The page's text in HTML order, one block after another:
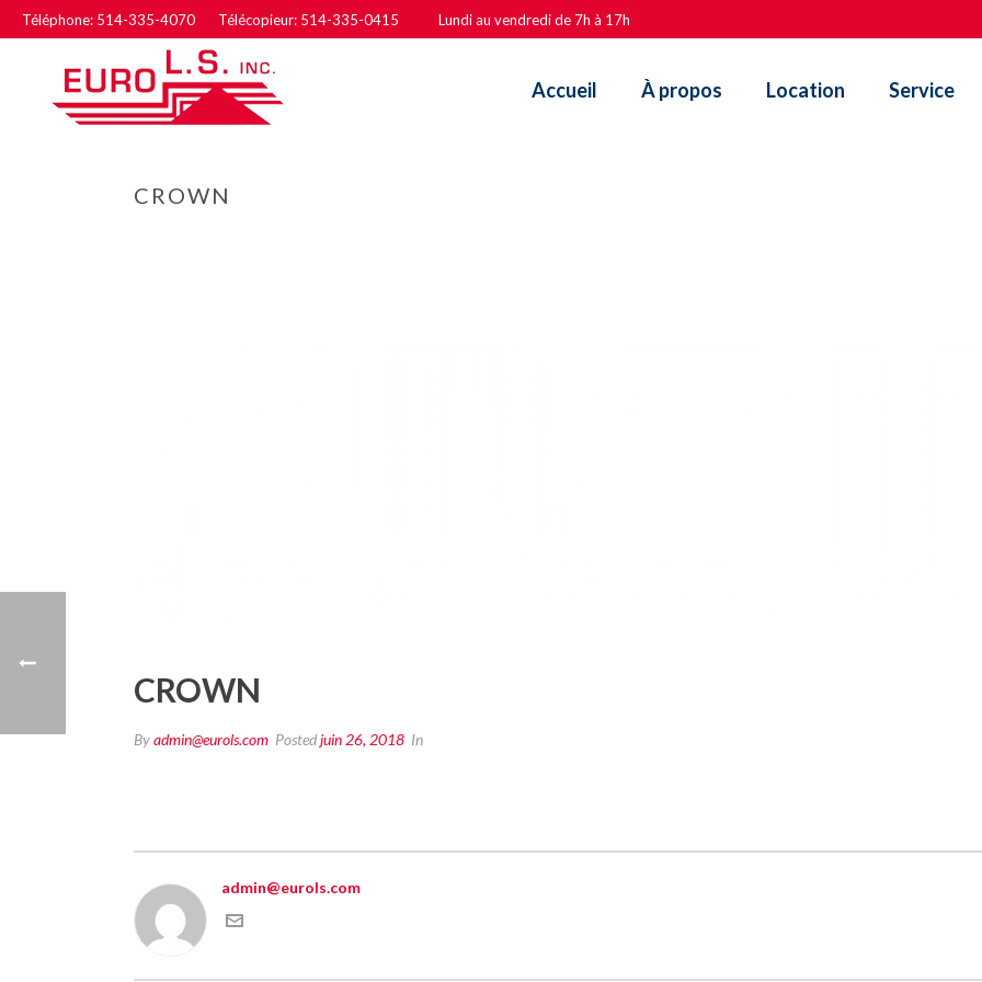
Téléphone: 514-335-4070 Télécopieur: 514-335-0415 Lundi au vendredi de 7h à 17h
Accueil À propos Location Service
CROWN
CROWN
Byadmin@eurols.com Postedjuin 26, 2018 In
admin@eurols.com